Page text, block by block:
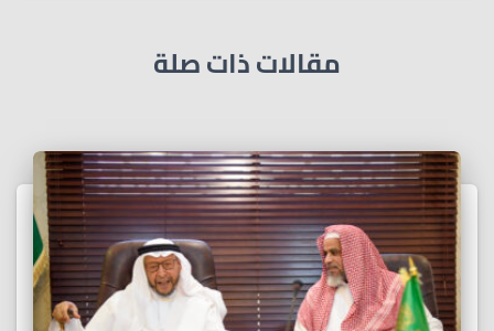
مقالات ذات صلة